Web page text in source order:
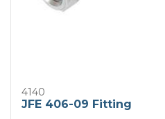
4140
JFE 406-09 Fitting